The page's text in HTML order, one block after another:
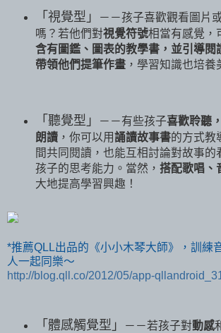
「視覺型」
－－孩子喜歡觀看圖片
嗎？若他們對視覺符號相當有感覺，
含有圖鑑、圖表的教學書，並引導閱
帶領他們提筆作畫，學習知識也培養
「聽覺型」 －－有些孩子喜歡聆聽
朗讀，你可以用誦讀故事書的方式教
間共同閱讀，也能互相討論對故事的
孩子的思考能力。當然， 搭配歌唱、
大地提高學習興趣！
*推薦QLL出品的《小小木琴大師》，訓練
人一起同樂～
http://blog.qll.co/2012/05/app-
「體感觸覺型」 －－若孩子對動感